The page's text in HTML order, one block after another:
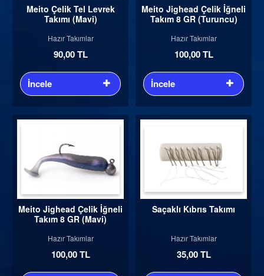
Meito Çelik Tel Levrek
Takımı (Mavi)
Hazır Takımlar
90,00 TL
İncele
Meito Jighead Çelik İğneli
Takım 8 GR (Turuncu)
Hazır Takımlar
100,00 TL
İncele
Meito Jighead Çelik İğneli
Takım 8 GR (Mavi)
Hazır Takımlar
100,00 TL
Saçaklı Kıbrıs Takımı
Hazır Takımlar
35,00 TL